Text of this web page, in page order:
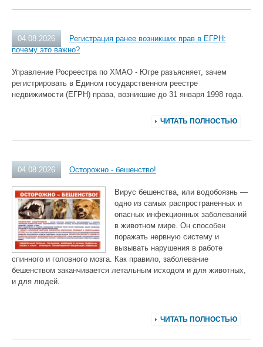
04.08.2026
Регистрация ранее возникших прав в ЕГРН:
почему это важно?
Управление Росреестра по ХМАО - Югре разъясняет, зачем
регистрировать в Едином государственном реестре
недвижимости (ЕГРН) права, возникшие до 31 января 1998 года.
ЧИТАТЬ ПОЛНОСТЬЮ
04.08.2026 Осторожно - бешенство!
Вирус бешенства, или водобоязнь —
одно из самых распространенных и
опасных инфекционных заболеваний
в животном мире. Он способен
поражать нервную систему и
вызывать нарушения в работе
спинного и головного мозга. Как правило, заболевание
бешенством заканчивается летальным исходом и для животных,
и для людей.
ЧИТАТЬ ПОЛНОСТЬЮ